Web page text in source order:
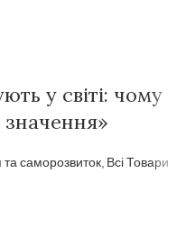
у світі: чому
значення»
та саморозвиток, Всі Товари